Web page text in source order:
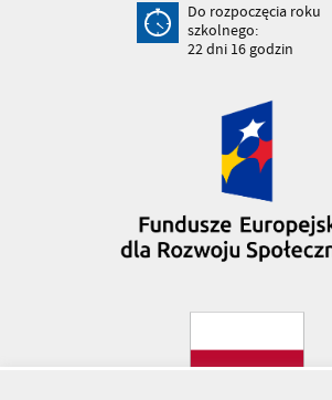
Do rozpoczęcia roku
szkolnego:
22dni 16godzin